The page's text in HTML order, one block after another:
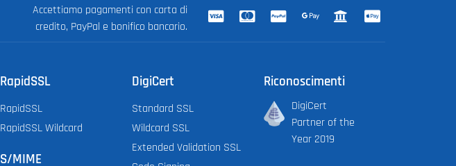
Accettiamo pagamenti con carta di
credito, PayPal e bonifico bancario.
RapidSSL
RapidSSL
RapidSSL Wildcard
S/MIME
DigiCert
Standard SSL
Wildcard SSL
Extended Validation SSL
Riconoscimenti
DigiCert
Partner of the
Year 2019